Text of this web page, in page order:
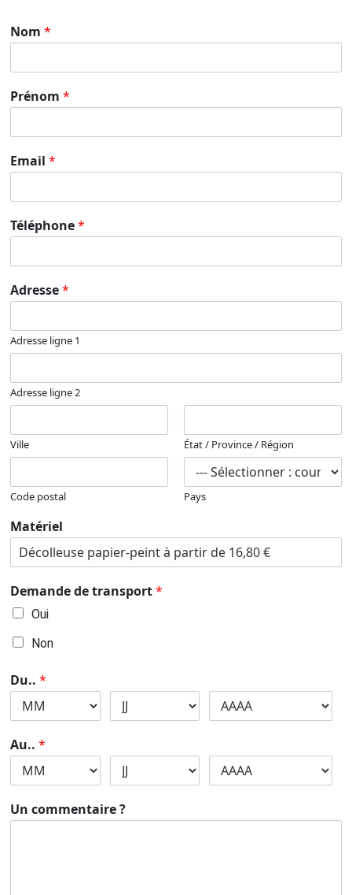
Nom *
Prénom *
Email *
Téléphone*
Adresse*
Adresse ligne 1
Adresse ligne 2
Ville État / Province / Région
Code postal Pays
Matériel
Demande de transport*
Oui
Non
Du.. *
Au.. *
Un commentaire ?